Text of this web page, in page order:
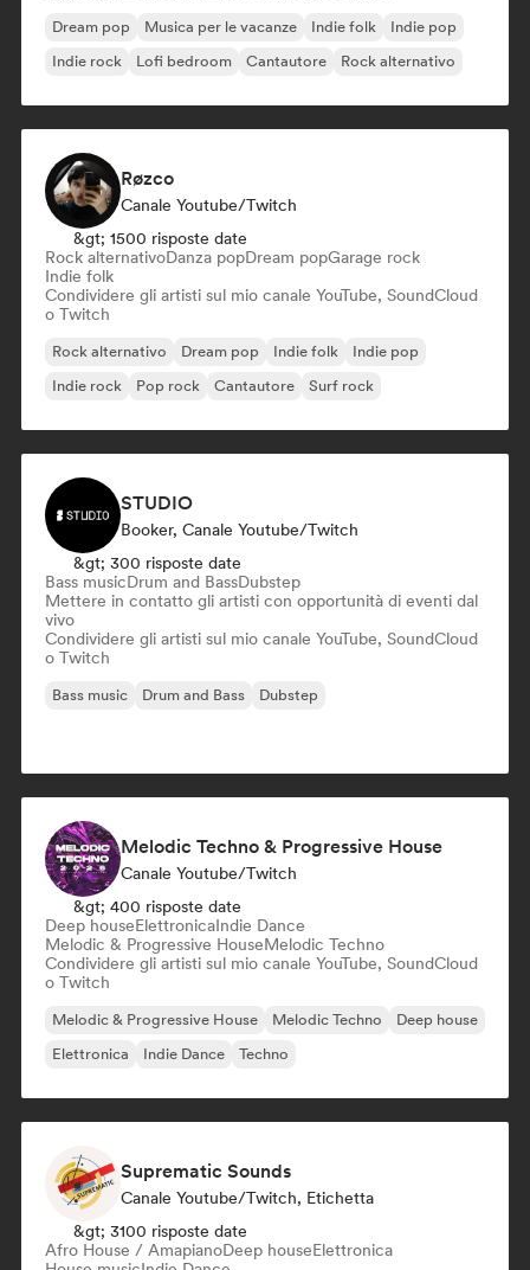
Dream pop Musica per le vacanze Indie folk
Indie pop
Indie rock
Lofi bedroom Cantautore Rock alternativo
Røzco
Canale Youtube/Twitch
&gt; 1500 risposte date
Rock alternativoDanza popDream popGarage rock
Indie folk
Condividere gli artisti sul mio canale YouTube, SoundCloud
o Twitch
Rock alternativo Dream pop Indie folk
Indie pop
Indie rock
Pop rock Cantautore Surf rock
STUDIO
Booker, Canale Youtube/Twitch
&gt; 300 risposte date
Bass musicDrum and BassDubstep
Mettere in contatto gli artisti con opportunità di eventi dal
vivo
Condividere gli artisti sul mio canale YouTube, SoundCloud
o Twitch
Bass music Drum and Bass Dubstep
Melodic Techno & Progressive House
Canale Youtube/Twitch
&gt; 400 risposte date
Deep houseElettronicaIndie Dance
Melodic & Progressive HouseMelodic Techno
Condividere gli artisti sul mio canale YouTube, SoundCloud
o Twitch
Melodic & Progressive House Melodic Techno
Deep house
Elettronica
Indie Dance Techno
Suprematic Sounds
Canale Youtube/Twitch, Etichetta
&gt; 3100 risposte date
Afro House / AmapianoDeep houseElettronica